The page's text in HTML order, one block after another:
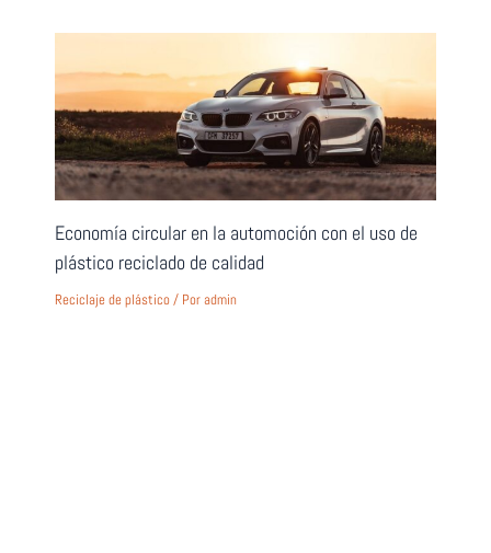
Economía circular en la automoción con el uso de
plástico reciclado de calidad
Reciclaje de plástico/ Poradmin